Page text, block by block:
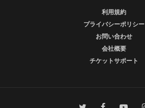
利用規約
プライバシーポリシー
お問い合わせ
会社概要
チケットサポート